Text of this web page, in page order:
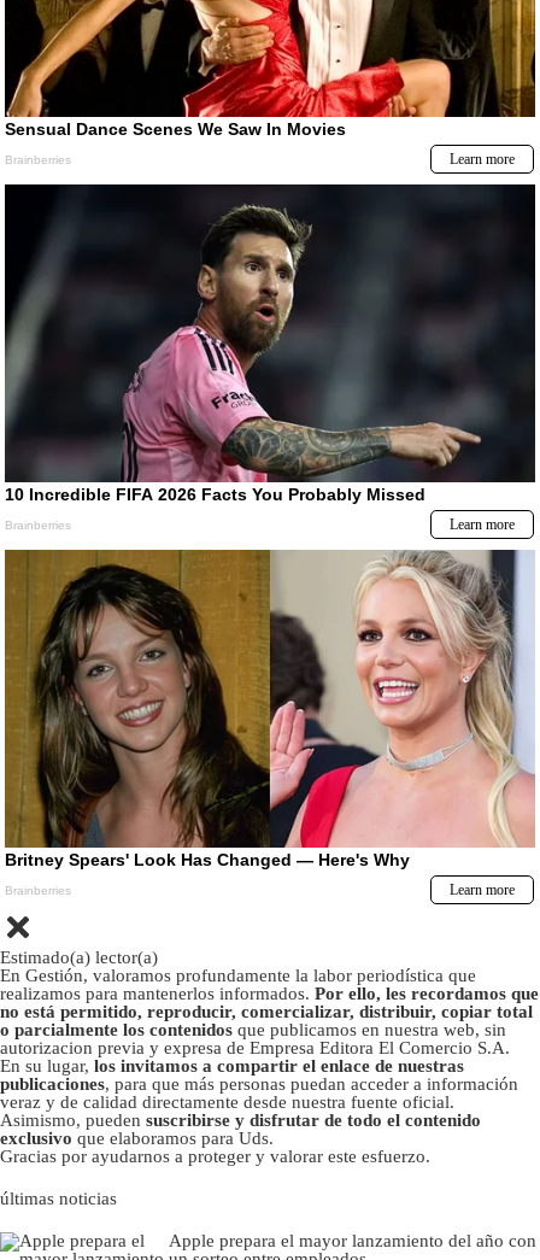
Estimado(a) lector(a)
En Gestión, valoramos profundamente la labor periodística que
realizamos para mantenerlos informados. Por ello, les recordamos que
no está permitido, reproducir, comercializar, distribuir, copiar total
o parcialmente los contenidos que publicamos en nuestra web, sin
autorizacion previa y expresa de Empresa Editora El Comercio S.A.
En su lugar, los invitamos a compartir el enlace de nuestras
publicaciones, para que más personas puedan acceder a información
veraz y de calidad directamente desde nuestra fuente oficial.
Asimismo, pueden suscribirse y disfrutar de todo el contenido
exclusivo que elaboramos para Uds.
Gracias por ayudarnos a proteger y valorar este esfuerzo.
últimas noticias
Apple prepara el mayor lanzamiento del año con